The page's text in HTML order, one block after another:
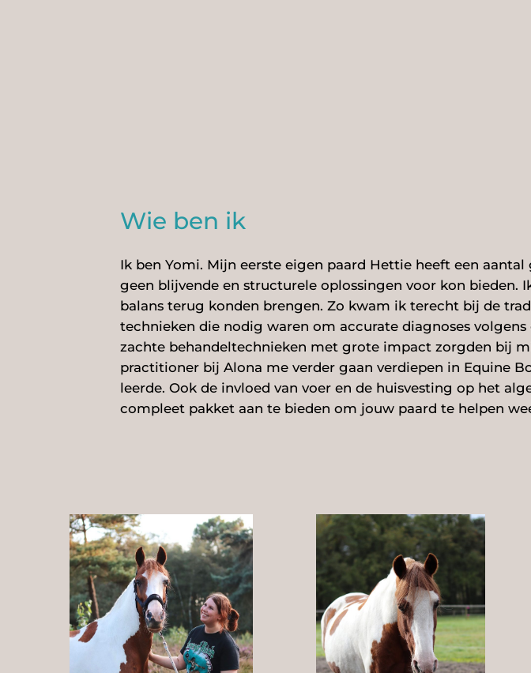
Wie ben ik
Ik ben Yomi. Mijn eerste eigen paard Hettie heeft een
geen blijvende en structurele oplossingen voor kon bieden.
balans terug konden brengen. Zo kwam ik terecht bij de
technieken die nodig waren om accurate diagnoses
zachte behandeltechnieken met grote impact zorgden bij
practitioner bij Alona me verder gaan verdiepen in Equine
leerde. Ook de invloed van voer en de huisvesting op het
compleet pakket aan te bieden om jouw paard te helpen